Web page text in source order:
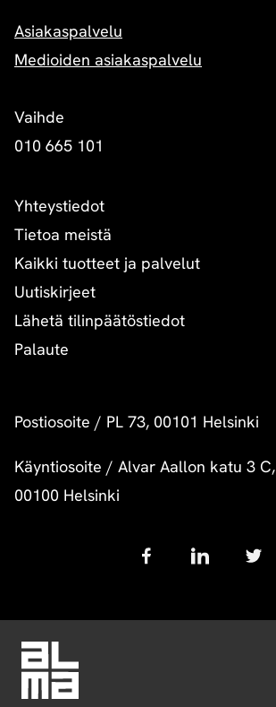
Asiakaspalvelu
Medioiden asiakaspalvelu
Vaihde
010 665 101
Yhteystiedot
Tietoa meistä
Kaikki tuotteet ja palvelut
Uutiskirjeet
Lähetä tilinpäätöstiedot
Palaute
Postiosoite / PL 73, 00101 Helsinki
Käyntiosoite / Alvar Aallon katu 3 C,
00100 Helsinki